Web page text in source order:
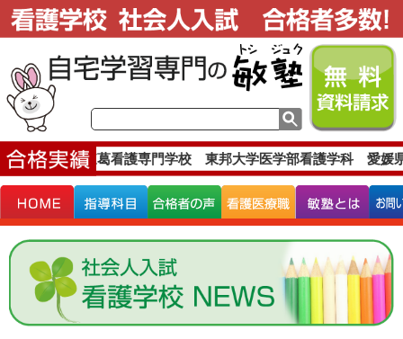
。東葛看護専門学校 東邦大学医学部看護学科 愛媛県立医